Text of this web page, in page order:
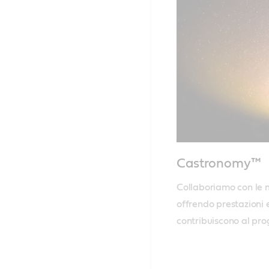
Castronomy™
Collaboriamo con le
offrendo prestazioni
contribuiscono al